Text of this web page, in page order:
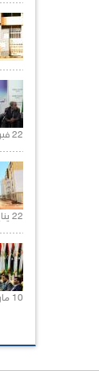
22 فبراير 2021 |
22 يناير 2020 |
10 مارس 2021 |